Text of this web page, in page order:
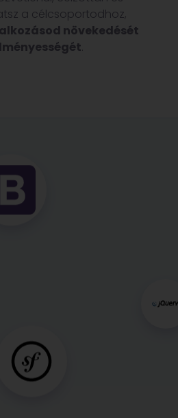
a célcsoportodhoz,
növekedését